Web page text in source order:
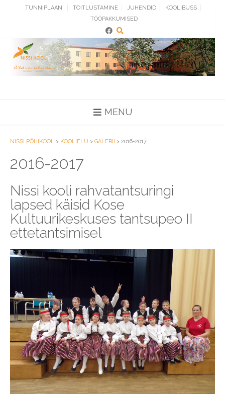
TUNNIPLAAN TOITLUSTAMINE JUHENDID
KOOLIBUSS
TÖÖPAKKUMISED
MENU
NISSI PÕHIKOOL > KOOLIELU > GALERII > 2016-2017
2016-2017
Nissi kooli rahvatantsuringi
lapsed käisid Kose
Kultuurikeskuses tantsupeo II
ettetantsimisel